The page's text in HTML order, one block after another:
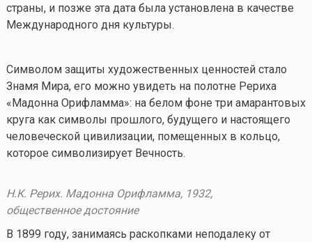
страны, и позже эта дата была установлена в качестве
Международного дня культуры.
Символом защиты художественных ценностей стало
Знамя Мира, его можно увидеть на полотне Рериха
«Мадонна Орифламма»: на белом фоне три амарантовых
круга как символы прошлого, будущего и настоящего
человеческой цивилизации, помещенных в кольцо,
которое символизирует Вечность.
Н.К. Рерих. Мадонна Орифламма, 1932,
общественное достояние
В 1899 году, занимаясь раскопками неподалеку от